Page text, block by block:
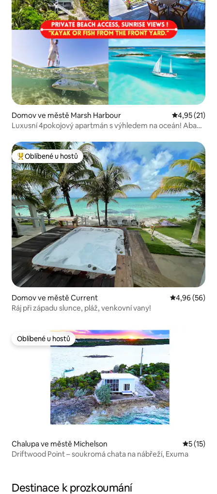
Domov ve městě Marsh Harbour Průměrné
4,95 (21)
Luxusní 4pokojový apartmán s výhledem na oceán! Abaco
Nejlepší v kategorii Oblíbené u hostů
Oblíbené u hostů
Domov ve městě Current Průměrné
4,96 (56)
Ráj při západu slunce, pláž, venkovní vany!
Oblíbené u hostů
Oblíbené u hostů
Chalupa ve městě Michelson
5 (15)
Driftwood Point – soukromá chata na nábřeží, Exuma
Destinace k prozkoumání